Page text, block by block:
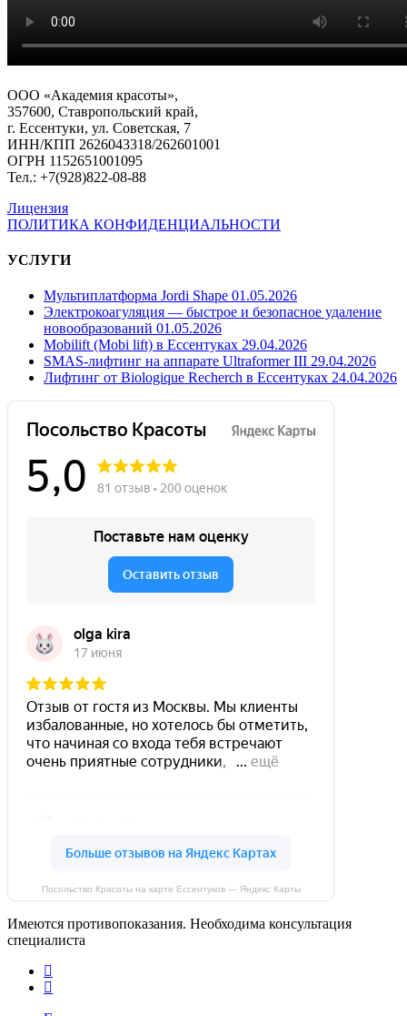
ООО «Академия красоты»,
357600, Ставропольский край,
г. Ессентуки, ул. Советская, 7
ИНН/КПП 2626043318/262601001
ОГРН 1152651001095
Тел.: +7(928)822-08-88
Лицензия
ПОЛИТИКА КОНФИДЕНЦИАЛЬНОСТИ
УСЛУГИ
Мультиплатформа Jordi Shape 01.05.2026
Электрокоагуляция — быстрое и безопасное удаление
новообразований 01.05.2026
Mobilift (Mobi lift) в Ессентуках 29.04.2026
SMAS-лифтинг на аппарате Ultraformer III 29.04.2026
Лифтинг от Biologique Recherch в Ессентуках 24.04.2026
Посольство Красоты на карте Ессентуков — Яндекс Карты
Имеются противопоказания. Необходима консультация
специалиста
phone
email